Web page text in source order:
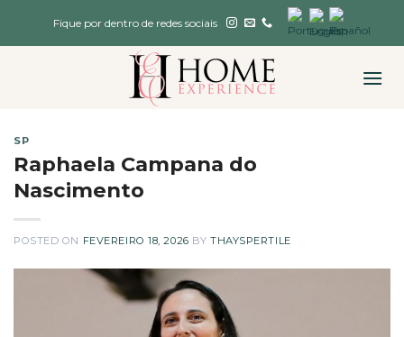
Fique por dentro de redes sociais
SP
Raphaela Campana do
Nascimento
POSTED ON FEVEREIRO 18, 2026 BY THAYSPERTILE